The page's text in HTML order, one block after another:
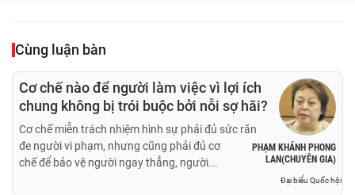
Cùng luận bàn
PHẠM KHÁNH PHONG
LAN(CHUYÊN GIA)
Đại biểu Quốc hội
Cơ chế nào để người làm việc vì lợi ích
chung không bị trói buộc bởi nỗi sợ hãi?
Cơ chế miễn trách nhiệm hình sự phải đủ sức răn
đe người vi phạm, nhưng cũng phải đủ cơ
chế để bảo vệ người ngay thẳng, người...